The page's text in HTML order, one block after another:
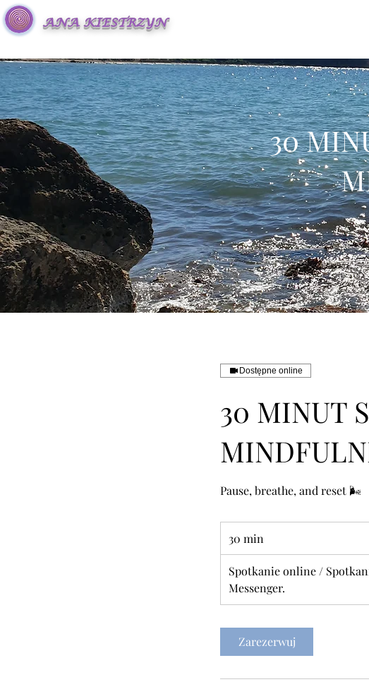
ANA KIESTRZYN
30
Dostępne online
30 MINUT
Pause, breathe, and reset 🌬️
30 min
0
m
i
n
Spotkanie online /
Messenger.
Zarezerwuj